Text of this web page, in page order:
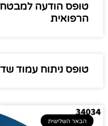
טופס הודעה למבטח
הרפואית
טופס ניתוח עמוד
הבאר השלישית